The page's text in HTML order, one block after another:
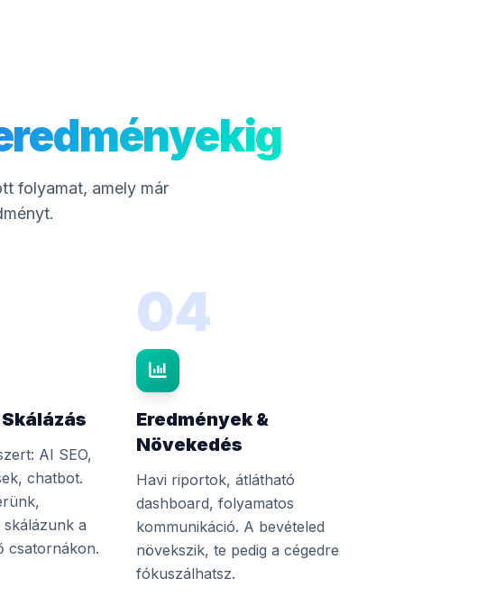
folyamat, amely már
AI SEO,
chatbot.
a
csatornákon.
04
Eredmények &
Növekedés
Havi riportok, átlátható
dashboard, folyamatos
kommunikáció. A bevételed
növekszik, te pedig a cégedre
fókuszálhatsz.